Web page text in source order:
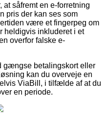
såfremt en e-forretning
pris der kan ses som
være et fingerpeg om
heldigvis inkluderet i et
overfor falske e-
gængse betalingskort eller
kan du overveje en
ViaBill, i tilfælde af at du
en periode.